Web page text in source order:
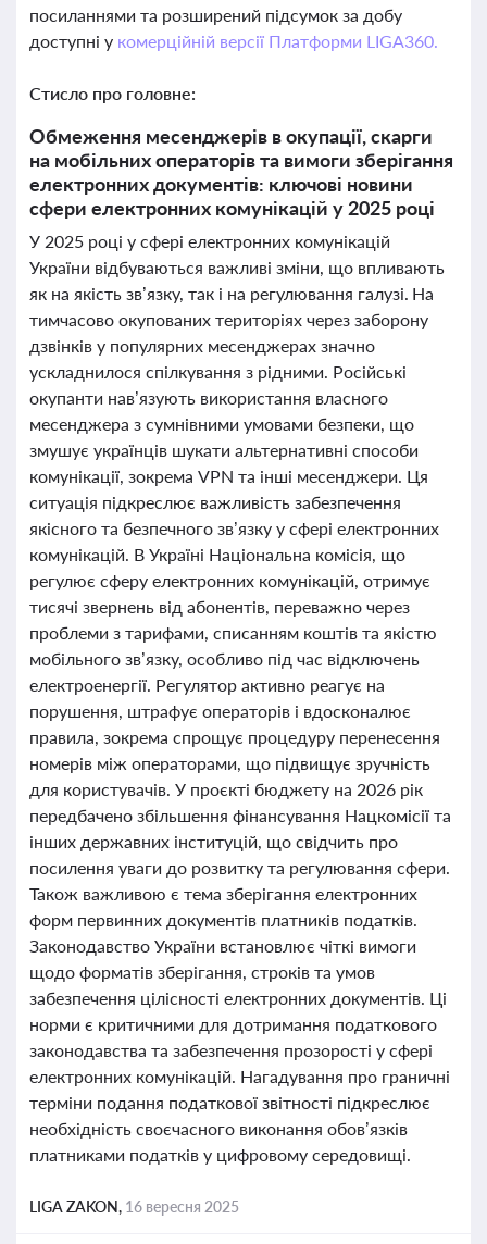
посиланнями та розширений підсумок за добу
доступні у комерційній версії Платформи LIGA360.
Стисло про головне:
Обмеження месенджерів в окупації, скарги
на мобільних операторів та вимоги зберігання
електронних документів: ключові новини
сфери електронних комунікацій у 2025 році
У 2025 році у сфері електронних комунікацій
України відбуваються важливі зміни, що впливають
як на якість зв’язку, так і на регулювання галузі. На
тимчасово окупованих територіях через заборону
дзвінків у популярних месенджерах значно
ускладнилося спілкування з рідними. Російські
окупанти нав’язують використання власного
месенджера з сумнівними умовами безпеки, що
змушує українців шукати альтернативні способи
комунікації, зокрема VPN та інші месенджери. Ця
ситуація підкреслює важливість забезпечення
якісного та безпечного зв’язку у сфері електронних
комунікацій. В Україні Національна комісія, що
регулює сферу електронних комунікацій, отримує
тисячі звернень від абонентів, переважно через
проблеми з тарифами, списанням коштів та якістю
мобільного зв’язку, особливо під час відключень
електроенергії. Регулятор активно реагує на
порушення, штрафує операторів і вдосконалює
правила, зокрема спрощує процедуру перенесення
номерів між операторами, що підвищує зручність
для користувачів. У проєкті бюджету на 2026 рік
передбачено збільшення фінансування Нацкомісії та
інших державних інституцій, що свідчить про
посилення уваги до розвитку та регулювання сфери.
Також важливою є тема зберігання електронних
форм первинних документів платників податків.
Законодавство України встановлює чіткі вимоги
щодо форматів зберігання, строків та умов
забезпечення цілісності електронних документів. Ці
норми є критичними для дотримання податкового
законодавства та забезпечення прозорості у сфері
електронних комунікацій. Нагадування про граничні
терміни подання податкової звітності підкреслює
необхідність своєчасного виконання обов’язків
платниками податків у цифровому середовищі.
LIGA ZAKON, 16 вересня 2025